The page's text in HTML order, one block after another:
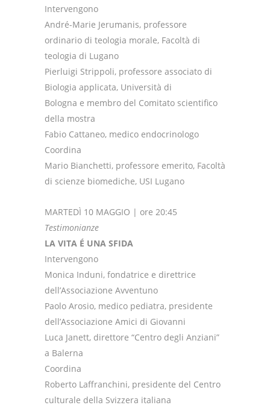
Intervengono
André-Marie Jerumanis, professore
ordinario di teologia morale, Facoltà di
teologia di Lugano
Pierluigi Strippoli, professore associato di
Biologia applicata, Università di
Bologna e membro del Comitato scientifico
della mostra
Fabio Cattaneo, medico endocrinologo
Coordina
Mario Bianchetti, professore emerito, Facoltà
di scienze biomediche, USI Lugano
MARTEDÌ 10 MAGGIO | ore 20:45
Testimonianze
LA VITA É UNA SFIDA
Intervengono
Monica Induni, fondatrice e direttrice
dell’Associazione Avventuno
Paolo Arosio, medico pediatra, presidente
dell’Associazione Amici di Giovanni
Luca Janett, direttore “Centro degli Anziani”
a Balerna
Coordina
Roberto Laffranchini, presidente del Centro
culturale della Svizzera italiana